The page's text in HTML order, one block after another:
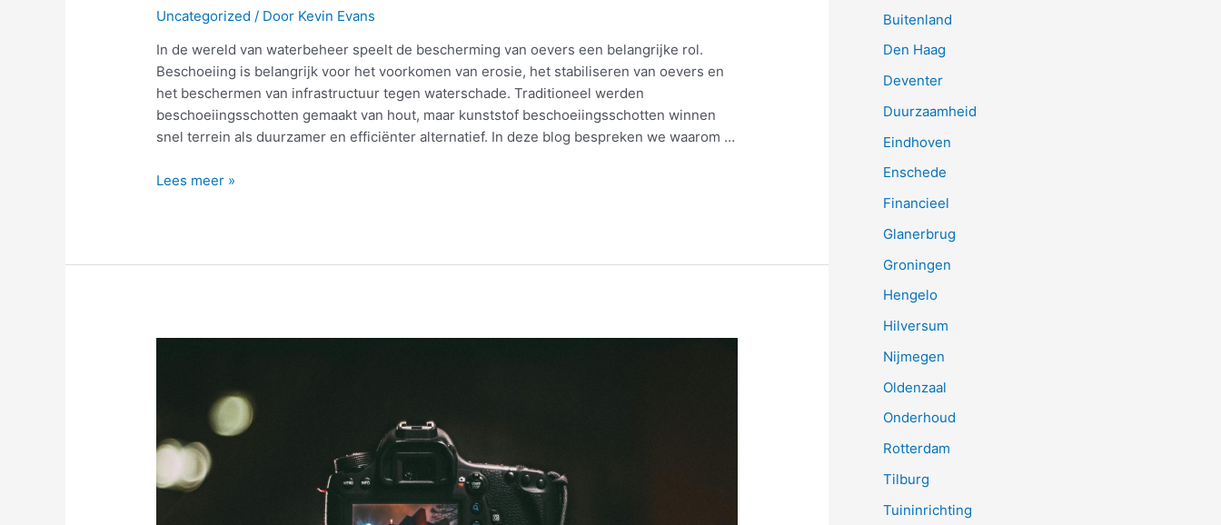
Uncategorized / Door Kevin Evans
In de wereld van waterbeheer speelt de bescherming van oevers een belangrijke rol.
Beschoeiing is belangrijk voor het voorkomen van erosie, het stabiliseren van oevers en
het beschermen van infrastructuur tegen waterschade. Traditioneel werden
beschoeiingsschotten gemaakt van hout, maar kunststof beschoeiingsschotten winnen
snel terrein als duurzamer en efficiënter alternatief. In deze blog bespreken we waarom …
Waarom
toekomst
Lees meer »
Buitenland
Den Haag
Deventer
Duurzaamheid
Eindhoven
Enschede
Financieel
Glanerbrug
Groningen
Hengelo
Hilversum
Nijmegen
Oldenzaal
Onderhoud
Rotterdam
Tilburg
Tuininrichting